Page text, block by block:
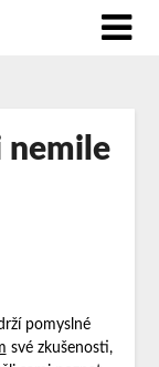
nemile
pomyslné
své zkušenosti,